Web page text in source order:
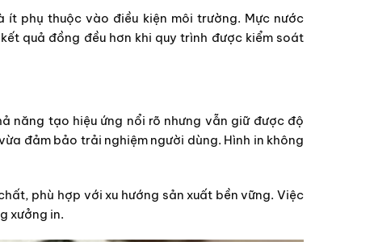
phụ thuộc vào điều kiện môi trường. Mực nước
quả đồng đều hơn khi quy trình được kiểm soát
năng tạo hiệu ứng nổi rõ nhưng vẫn giữ được độ
đảm bảo trải nghiệm người dùng. Hình in không
phù hợp với xu hướng sản xuất bền vững. Việc
xưởng in.